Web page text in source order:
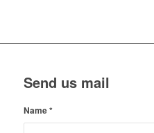
Send us mail
Name*